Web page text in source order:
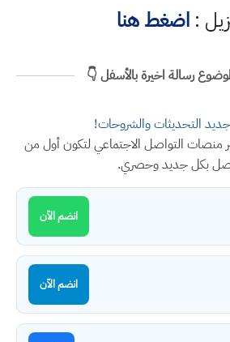
: اضغط هنا
رسالة اخيرة بالأسفل 👇
التحديثات والشروحات!
منصات التواصل الاجتماعي لتكون أول من
بكل جديد وحصري.
انضم الآن
انضم الآن